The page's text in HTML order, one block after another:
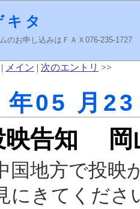
キタ
のお申し込みはＦＡＸ076-235-
| メイン | 次のエントリ >>
年05 月
映告知
国地方で投映
にきてくださ